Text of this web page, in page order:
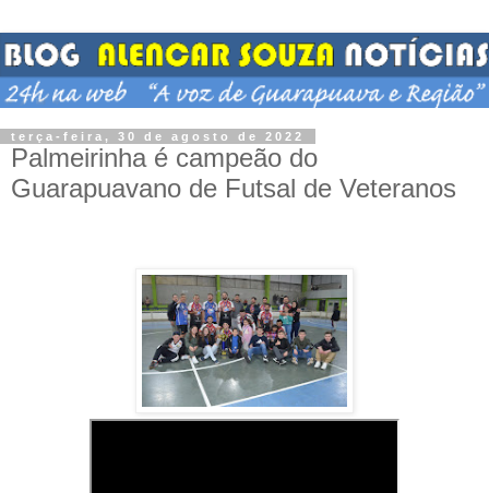
terça-feira, 30 de agosto de 2022
Palmeirinha é campeão do
Guarapuavano de Futsal de Veteranos